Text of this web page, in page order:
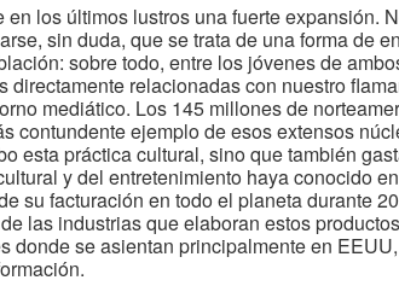
los últimos lustros una fuerte expansión.
sin duda, que se trata de una forma de
sobre todo, entre los jóvenes de
directamente relacionadas con nuestro
mediático. Los 145 millones de
contundente ejemplo de esos extensos
esta práctica cultural, sino que también
y del entretenimiento haya conocido
su facturación en todo el planeta durante
las industrias que elaboran estos
se asientan principalmente en